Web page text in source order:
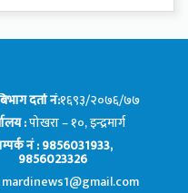
दर्ता नं:१६९३/२०७६/७७
:पोखरा – १०, इन्द्रमार्ग
नं : 9856031933,
9856023326
mardinews1@gmail.com